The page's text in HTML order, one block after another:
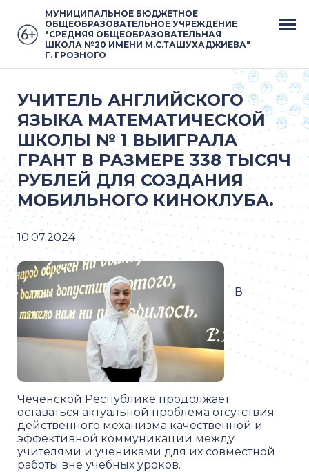
МУНИЦИПАЛЬНОЕ БЮДЖЕТНОЕ
ОБЩЕОБРАЗОВАТЕЛЬНОЕ УЧРЕЖДЕНИЕ
"СРЕДНЯЯ ОБЩЕОБРАЗОВАТЕЛЬНАЯ
ШКОЛА №20 ИМЕНИ М.С.ТАШУХАДЖИЕВА"
Г. ГРОЗНОГО
УЧИТЕЛЬ АНГЛИЙСКОГО
ЯЗЫКА МАТЕМАТИЧЕСКОЙ
ШКОЛЫ № 1 ВЫИГРАЛА
ГРАНТ В РАЗМЕРЕ 338 ТЫСЯЧ
РУБЛЕЙ ДЛЯ СОЗДАНИЯ
МОБИЛЬНОГО КИНОКЛУБА.
10.07.2024
В
Чеченской Республике продолжает
оставаться актуальной проблема отсутствия
действенного механизма качественной и
эффективной коммуникации между
учителями и учениками для их совместной
работы вне учебных уроков.